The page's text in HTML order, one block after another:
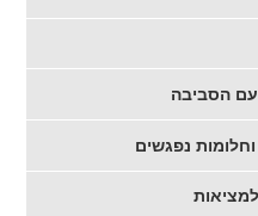
עם הסביבה
נפגשים